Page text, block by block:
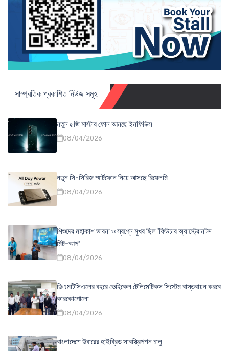
সাম্প্রতিক প্রকাশিত নিউজ সমূহ
নতুন ৫জি মাস্টার ফোন আনছে ইনফিনিক্স
08/04/2026
নতুন সি-সিরিজ স্মার্টফোন নিয়ে আসছে রিয়েলমি
08/04/2026
শিশুদের মহাকাশ ভাবনা ও স্বপ্নে মুখর ছিল 'ফিউচার অ্যাস্ট্রোনটস
মিট-আপ'
08/04/2026
ডিএমটিসিএলের বহরে ভেহিকেল টেলিমেটিকস সিস্টেম বাস্তবায়ন করবে
কারকোপোলো
08/04/2026
বাংলাদেশে উবারের হাইব্রিড সাবস্ক্রিপশন চালু